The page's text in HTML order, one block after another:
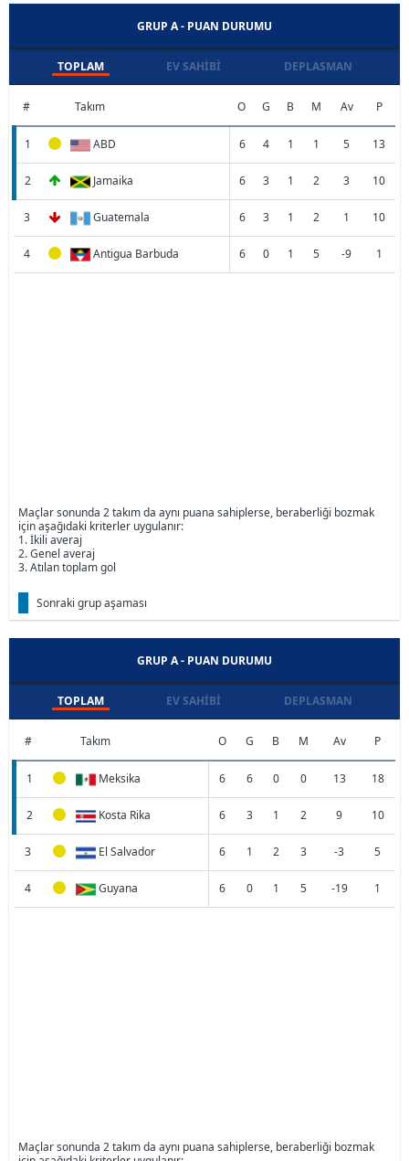
GRUP A - PUAN DURUMU
TOPLAM EV SAHIBI DEPLASMAN
# Takım O G B M Av P
1 ABD 6 4 1 1 5 13
2 Jamaika 6 3 1 2 3 10
3 Guatemala 6 3 1 2 1 10
4 Antigua Barbuda 6 0 1 5 -9 1
Maçlar sonunda 2 takım da aynı puana sahiplerse, beraberliği bozmak
için aşağıdaki kriterler uygulanır:
1. İkili averaj
2. Genel averaj
3. Atılan toplam gol
Sonraki grup aşaması
GRUP A - PUAN DURUMU
TOPLAM EV SAHIBI DEPLASMAN
# Takım O G B M Av P
1 Meksika 6 6 0 0 13 18
2 Kosta Rika 6 3 1 2 9 10
3 El Salvador 6 1 2 3 -3 5
4 Guyana 6 0 1 5 -19 1
Maçlar sonunda 2 takım da aynı puana sahiplerse, beraberliği bozmak